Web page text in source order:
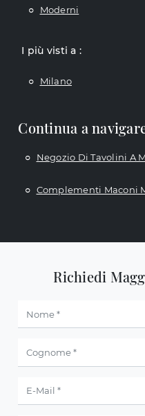
Moderni
I più visti a :
Milano
Continua a
Negozio Di Tavolini A
Complementi Maconi
Richiedi